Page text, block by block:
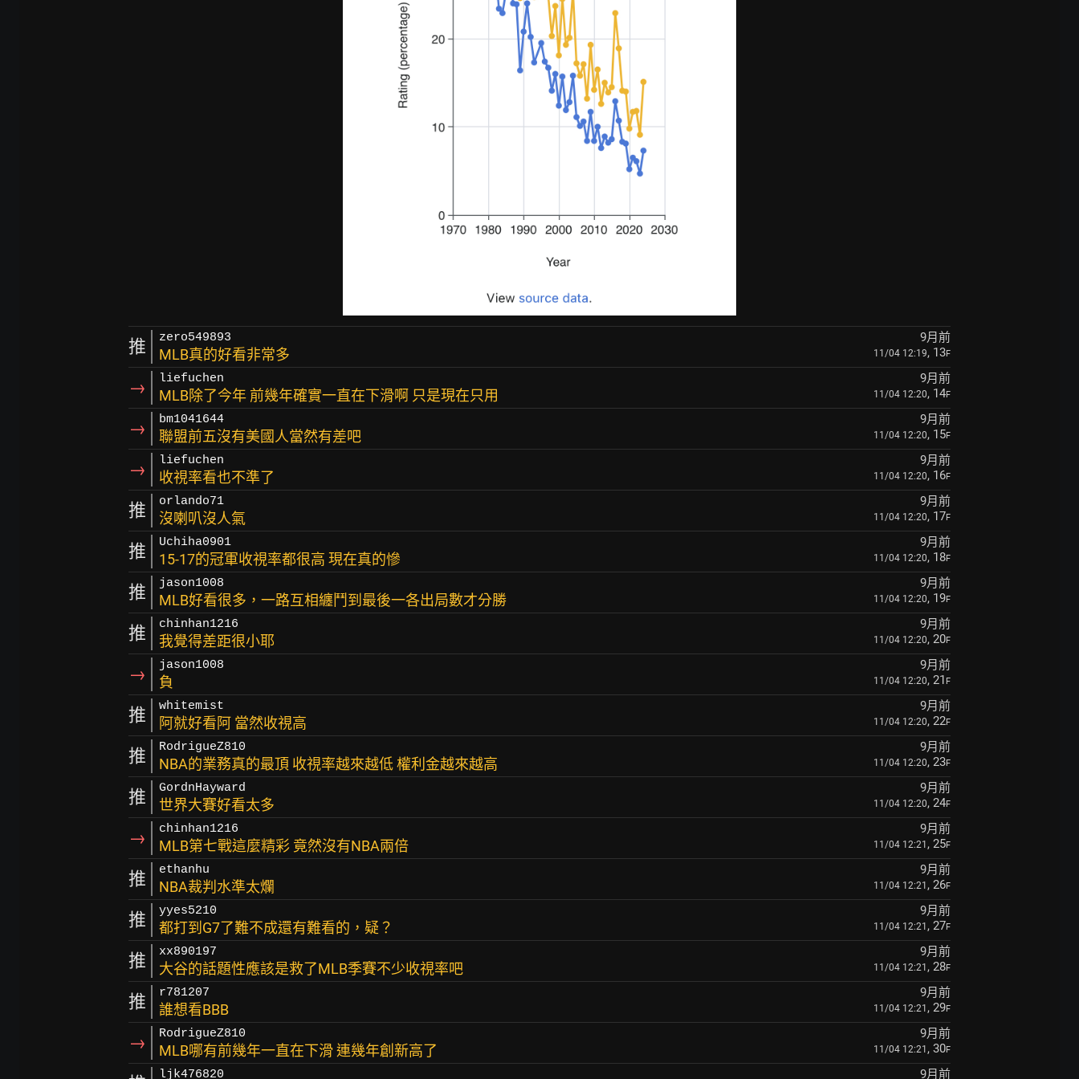
推 zero549893 9月前
MLB真的好看非常多 11/04 12:19, 13F
→ liefuchen 9月前
MLB除了今年 前幾年確實一直在下滑啊 只是現在只用 11/04 12:20, 14F
→ bm1041644 9月前
聯盟前五沒有美國人當然有差吧 11/04 12:20, 15F
→ liefuchen 9月前
收視率看也不準了 11/04 12:20, 16F
推 orlando71 9月前
沒喇叭沒人氣 11/04 12:20, 17F
推 Uchiha0901 9月前
15-17的冠軍收視率都很高 現在真的慘 11/04 12:20, 18F
推 jason1008 9月前
MLB好看很多，一路互相纏鬥到最後一各出局數才分勝 11/04 12:20, 19F
推 chinhan1216 9月前
我覺得差距很小耶 11/04 12:20, 20F
→ jason1008 9月前
負 11/04 12:20, 21 F
推 whitemist 9月前
阿就好看阿 當然收視高 11/04 12:20, 22F
推 RodrigueZ810 9月前
NBA的業務真的最頂 收視率越來越低 權利金越來越高 11/04 12:20, 23F
推 GordnHayward 9月前
世界大賽好看太多 11/04 12:20, 24F
→ chinhan1216 9月前
MLB第七戰這麼精彩 竟然沒有NBA兩倍 11/04 12:21 , 25F
推 ethanhu 9月前
NBA裁判水準太爛 11/04 12:21 , 26F
推 yyes5210 9月前
都打到G7了難不成還有難看的，疑？ 11/04 12:21 , 27F
推 xx890197 9月前
大谷的話題性應該是救了MLB季賽不少收視率吧 11/04 12:21 , 28F
推 r781207 9月前
誰想看BBB 11/04 12:21 , 29F
→ RodrigueZ810 9月前
MLB哪有前幾年一直在下滑 連幾年創新高了 11/04 12:21 , 30F
ljk476820 9月前